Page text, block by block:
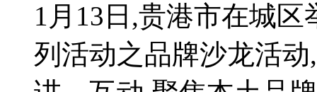
1月13日,贵港市在城
列活动之品牌沙龙活